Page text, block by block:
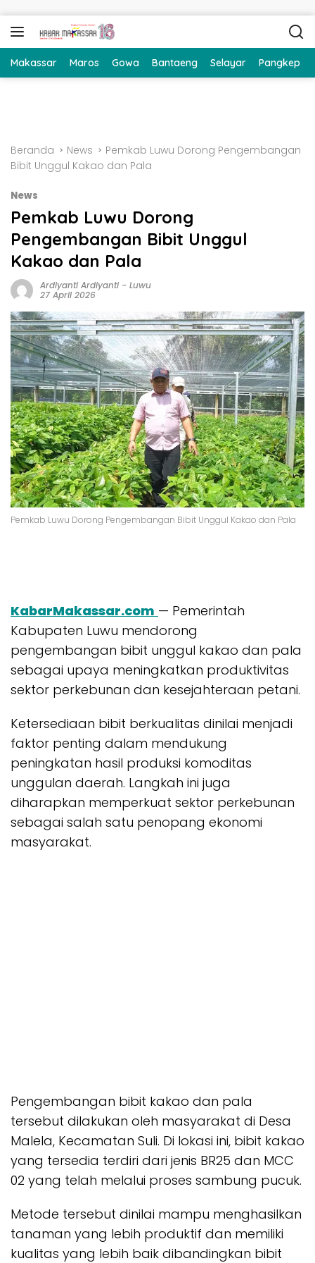
Makassar Maros Gowa Bantaeng Selayar Pangkep
Beranda News
Pemkab Luwu Dorong Pengembangan
Bibit Unggul Kakao dan Pala
News
Pemkab Luwu Dorong
Pengembangan Bibit Unggul
Kakao dan Pala
Ardiyanti Ardiyanti- Luwu
27 April 2026
Pemkab Luwu Dorong Pengembangan Bibit Unggul Kakao dan Pala
KabarMakassar.com — Pemerintah
Kabupaten Luwu mendorong
pengembangan bibit unggul kakao dan pala
sebagai upaya meningkatkan produktivitas
sektor perkebunan dan kesejahteraan petani.
Ketersediaan bibit berkualitas dinilai menjadi
faktor penting dalam mendukung
peningkatan hasil produksi komoditas
unggulan daerah. Langkah ini juga
diharapkan memperkuat sektor perkebunan
sebagai salah satu penopang ekonomi
masyarakat.
Pengembangan bibit kakao dan pala
tersebut dilakukan oleh masyarakat di Desa
Malela, Kecamatan Suli. Di lokasi ini, bibit kakao
yang tersedia terdiri dari jenis BR25 dan MCC
02 yang telah melalui proses sambung pucuk.
Metode tersebut dinilai mampu menghasilkan
tanaman yang lebih produktif dan memiliki
kualitas yang lebih baik dibandingkan bibit